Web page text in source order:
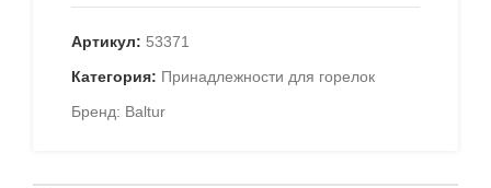
Артикул: 53371
Категория: Принадлежности для горелок
Бренд: Baltur